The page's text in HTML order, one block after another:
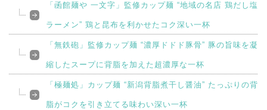
「函館麺や 一文字」監修カップ麺 “地域の名店 鶏だし塩
ラーメン” 鶏と昆布を利かせたコク深い一杯
「無鉄砲」監修カップ麺 “濃厚ドドド豚骨” 豚の旨味を凝
縮したスープに背脂を加えた超濃厚な一杯
「極麺処」カップ麺 “新潟背脂煮干し醤油” たっぷりの背
脂がコクを引き立てる味わい深い一杯